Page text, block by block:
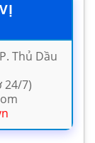
Thủ Dầu
24/7)